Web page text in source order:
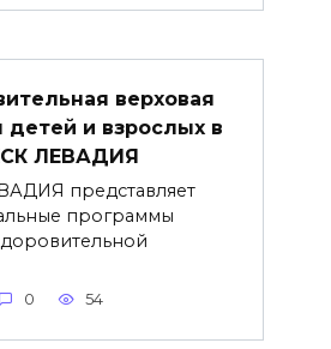
верховая
детей и взрослых в
ЛЕВАДИЯ
представляет
программы
0 54